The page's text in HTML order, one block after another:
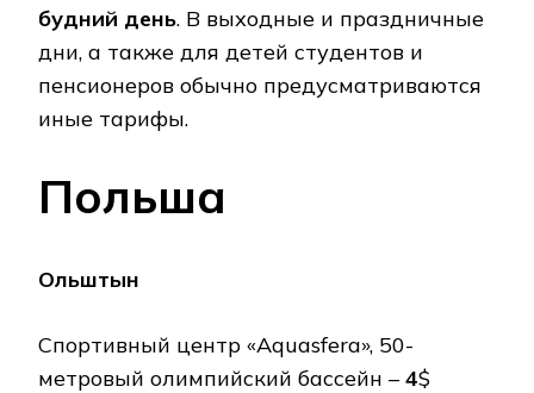
будний день. В выходные и праздничные
дни, а также для детей студентов и
пенсионеров обычно предусматриваются
иные тарифы.
Польша
Ольштын
Спортивный центр «Aquasfera», 50-
метровый олимпийский бассейн – 4$